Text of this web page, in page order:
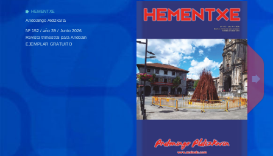
HEMENTXE
Andoaingo Aldizkaria
Nº 152 / año 39 / Junio 2026
Revista trimestral para Andoain
EJEMPLAR GRATUITO